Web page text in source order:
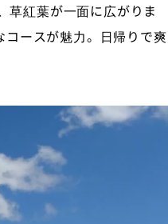
草紅葉が一面に広がりま
ースが魅力。日帰りで爽